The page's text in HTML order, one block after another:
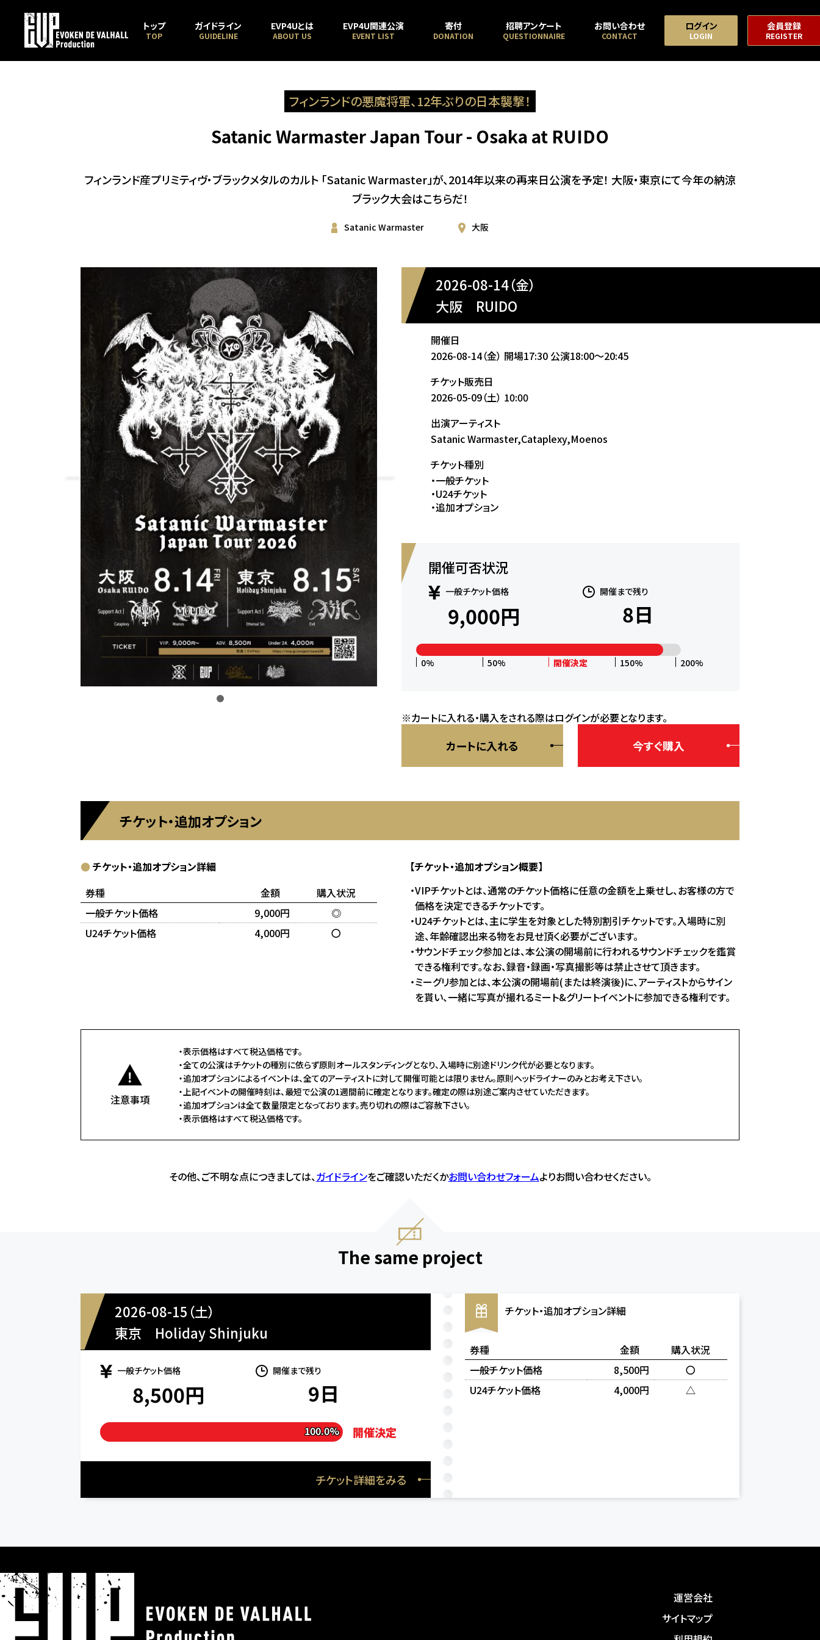
トップ
TOP
ガイドライン
GUIDELINE
EVP4Uとは
ABOUT US
EVP4U関連公演
EVENT LIST
寄付
DONATION
招聘アンケート
QUESTIONNAIRE
お問い合わせ
CONTACT
ログイン
LOGIN
会員登録
REGISTER
フィンランドの悪魔将軍、12年ぶりの日本襲撃！
Satanic Warmaster Japan Tour - Osaka at RUIDO
フィンランド産プリミティヴ・ブラックメタルのカルト 「Satanic Warmaster」が、2014年以来の再来日公演を予定！ 大阪・東京にて今年の納涼
ブラック大会はこちらだ！
Satanic Warmaster 大阪
2026-08-14（金）
大阪
RUIDO
開催日
2026-08-14（金） 開場17:30 公演18:00～20:45
チケット販売日
2026-05-09（土） 10:00
出演アーティスト
Satanic Warmaster,Cataplexy,Moenos
チケット種別
・一般チケット
・U24チケット
・追加オプション
開催可否状況
一般チケット価格
9,000円
開催まで残り
8日
0% 50% 開催決定 150% 200%
※カートに入れる・購入をされる際はログインが必要となります。
カートに入れる 今すぐ購入
チケット・追加オプション
●チケット・追加オプション詳細
券種
金額
購入状況
一般チケット価格
9,000円
◎
U24チケット価格
4,000円 〇
【チケット・追加オプション概要】
・VIPチケットとは、通常のチケット価格に任意の金額を上乗せし、お客様の方で
価格を決定できるチケットです。
・U24チケットとは、主に学生を対象とした特別割引チケットです。入場時に別
途、年齢確認出来る物をお見せ頂く必要がございます。
・サウンドチェック参加とは、本公演の開場前に行われるサウンドチェックを鑑賞
できる権利です。なお、録音・録画・写真撮影等は禁止させて頂きます。
・ミーグリ参加とは、本公演の開場前(または終演後)に、アーティストからサイン
を貰い、一緒に写真が撮れるミート&グリートイベントに参加できる権利です。
注意事項
・表示価格はすべて税込価格です。
・全ての公演はチケットの種別に依らず原則オールスタンディングとなり、入場時に別途ドリンク代が必要となります。
・追加オプションによるイベントは、全てのアーティストに対して開催可能とは限りません。原則ヘッドライナーのみとお考え下さい。
・上記イベントの開催時刻は、最短で公演の1週間前に確定となります。確定の際は別途ご案内させていただきます。
・追加オプションは全て数量限定となっております。売り切れの際はご容赦下さい。
・表示価格はすべて税込価格です。
その他、ご不明な点につきましては、ガイドラインをご確認いただくかお問い合わせフォームよりお問い合わせください。
The same project
2026-08-15（土）
東京
Holiday Shinjuku
一般チケット価格
8,500円
開催まで残り
9日
100.0% 開催決定
チケット詳細をみる
チケット・追加オプション詳細
券種 金額
購入状況
一般チケット価格
8,500円
〇
U24チケット価格
4,000円 △
運営会社
サイトマップ